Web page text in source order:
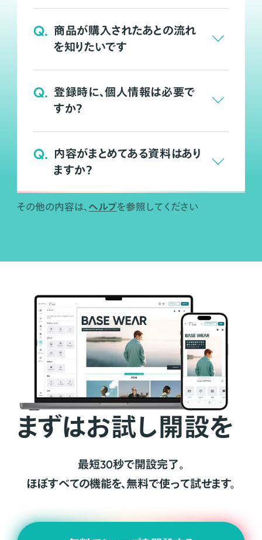
Q. 商品が購入されたあとの流れ
を知りたいです
Q. 登録時に、個人情報は必要で
すか？
Q. 内容がまとめてある資料はあり
ますか？
その他の内容は、 ヘルプを参照してください
まずはお試し開設を
最短30秒で開設完了。
ほぼすべての機能を、無料で使って試せます。